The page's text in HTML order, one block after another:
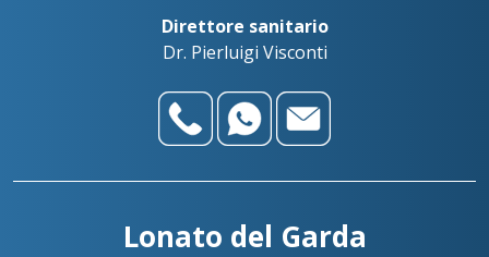
Direttore sanitario
Dr. Pierluigi Visconti
Lonato del Garda